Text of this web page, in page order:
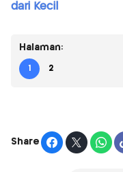
dari Kecil
Halaman:
1 2
Share